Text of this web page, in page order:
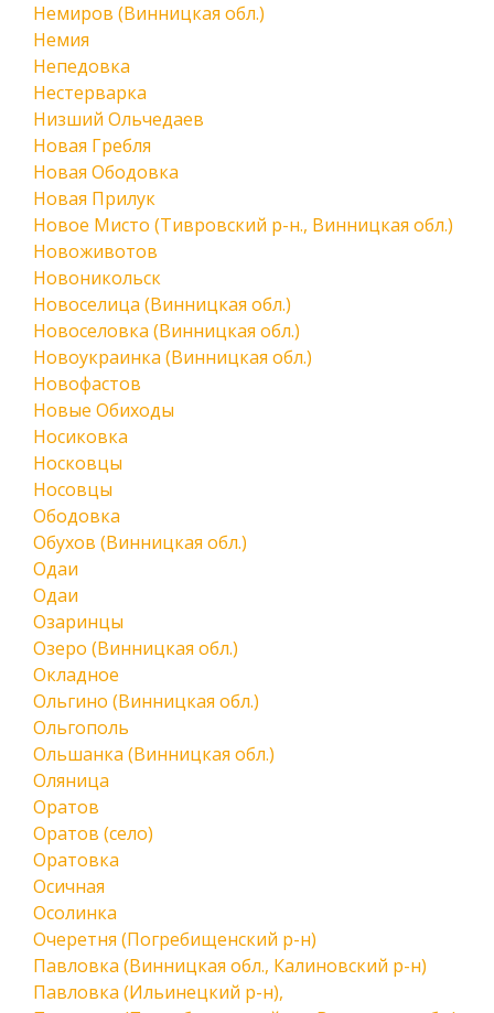
Немиров (Винницкая обл.)
Немия
Непедовка
Нестерварка
Низший Ольчедаев
Новая Гребля
Новая Ободовка
Новая Прилук
Новое Мисто (Тивровский р-н., Винницкая обл.)
Новоживотов
Новоникольск
Новоселица (Винницкая обл.)
Новоселовка (Винницкая обл.)
Новоукраинка (Винницкая обл.)
Новофастов
Новые Обиходы
Носиковка
Носковцы
Носовцы
Ободовка
Обухов (Винницкая обл.)
Одаи
Одаи
Озаринцы
Озеро (Винницкая обл.)
Окладное
Ольгино (Винницкая обл.)
Ольгополь
Ольшанка (Винницкая обл.)
Оляница
Оратов
Оратов (село)
Оратовка
Осичная
Осолинка
Очеретня (Погребищенский р-н)
Павловка (Винницкая обл., Калиновский р-н)
Павловка (Ильинецкий р-н),